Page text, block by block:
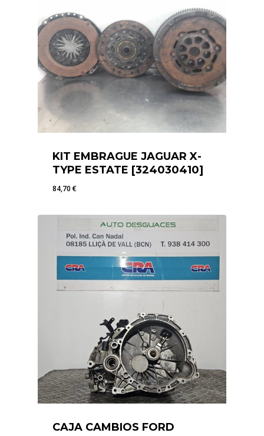
KIT EMBRAGUE JAGUAR X-
TYPE ESTATE [324030410]
84,70€
CAJA CAMBIOS FORD